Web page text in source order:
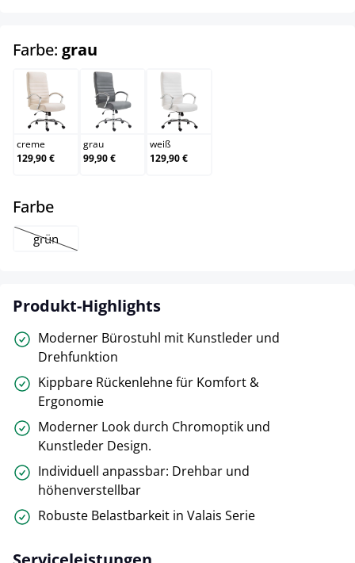
Farbe: grau
creme
creme
129,90 €
grau
grau
99,90 €
weiß
weiß
129,90 €
Farbeauswählen
grün
(Diese Option ist zurzeit nicht verfügbar.)
Produkt-Highlights
Moderner Bürostuhl mit Kunstleder und
Drehfunktion
Kippbare Rückenlehne für Komfort &
Ergonomie
Moderner Look durch Chromoptik und
Kunstleder Design.
Individuell anpassbar: Drehbar und
höhenverstellbar
Robuste Belastbarkeit in Valais Serie